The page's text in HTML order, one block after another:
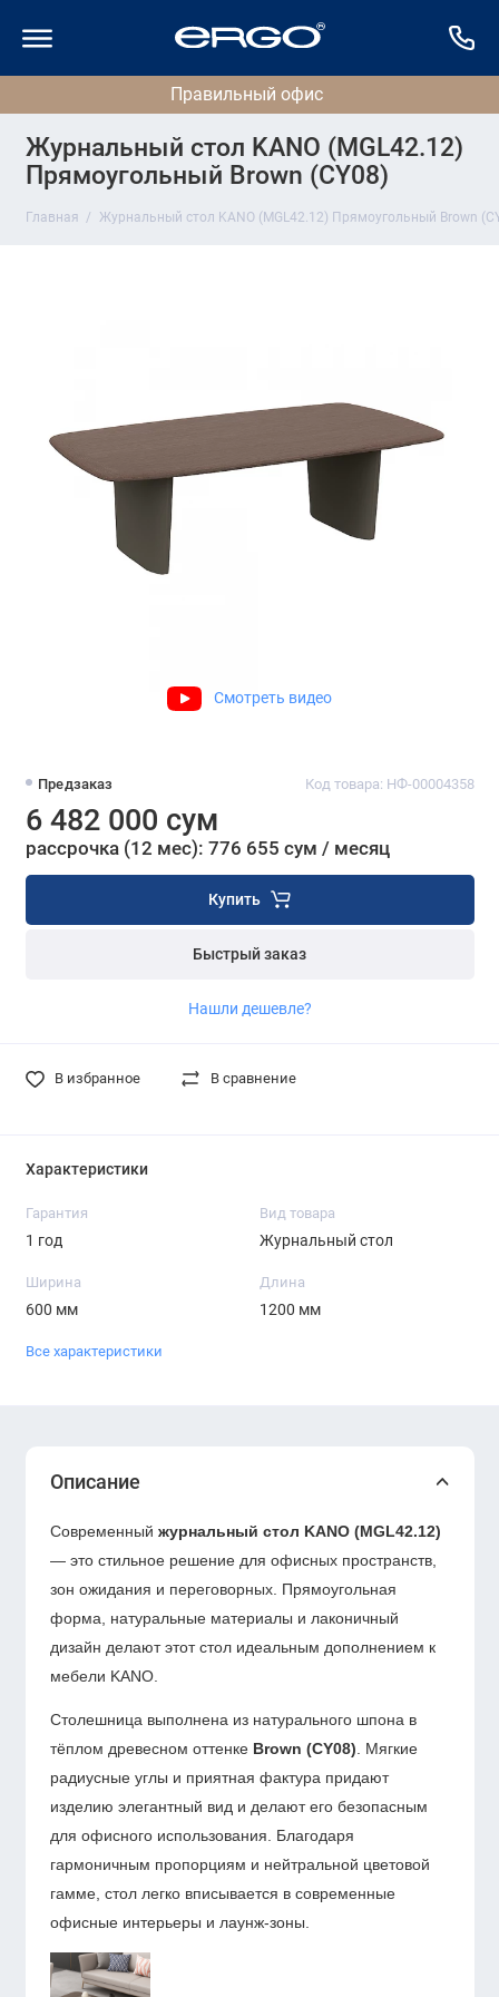
Журнальный стол KANO (MGL42.12)
Прямоугольный Brown (CY08)
Главная Журнальный стол KANO (MGL42.12) Прямоугольный Brown
Смотреть видео
Предзаказ Код товара: НФ-00004358
6 482 000 сум
рассрочка (12 мес): 776 655 сум / месяц
Купить
Быстрый заказ
Нашли дешевле?
В избранное В сравнение
Характеристики
Гарантия
1 год
Вид товара
Журнальный стол
Ширина
600 мм
Длина
1200 мм
Все характеристики
Описание
Современный журнальный стол KANO (MGL42.12)
— это стильное решение для офисных пространств,
зон ожидания и переговорных. Прямоугольная
форма, натуральные материалы и лаконичный
дизайн делают этот стол идеальным дополнением к
мебели KANO.
Столешница выполнена из натурального шпона в
тёплом древесном оттенке Brown (CY08). Мягкие
радиусные углы и приятная фактура придают
изделию элегантный вид и делают его безопасным
для офисного использования. Благодаря
гармоничным пропорциям и нейтральной цветовой
гамме, стол легко вписывается в современные
офисные интерьеры и лаунж-зоны.